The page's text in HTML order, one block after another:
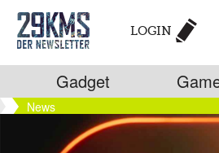
LOGIN
Gadget
News